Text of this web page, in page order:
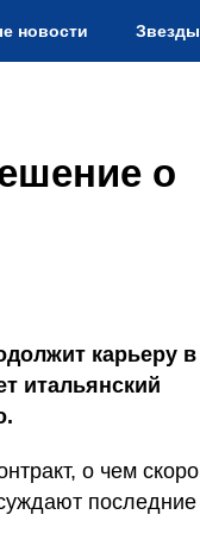
новости Звезды
о
карьеру в
итальянский
о чем скоро
последние